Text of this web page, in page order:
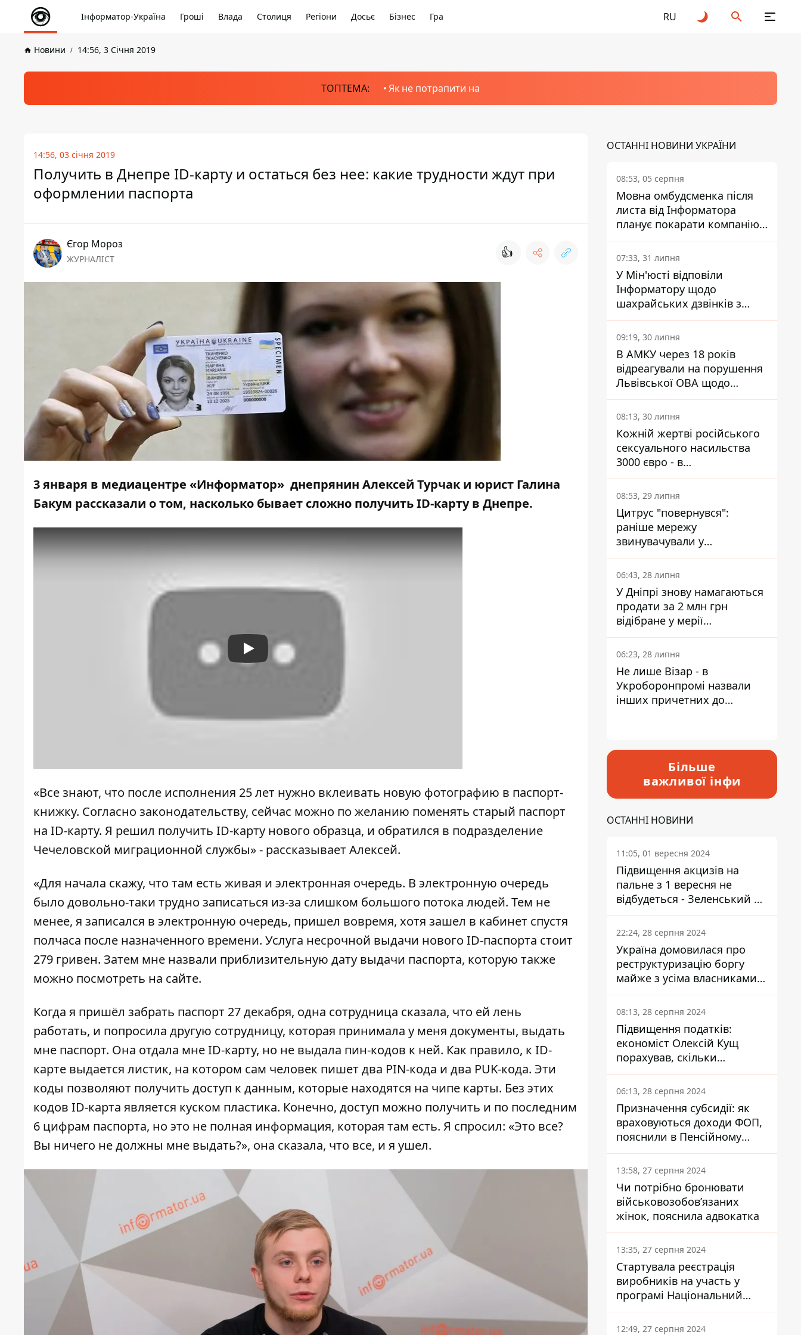
Інформатор-Україна Гроші Влада Столиця Регіони Досьє Бізнес Гра RU
Новини 14:56, 3 Січня 2019
ТОПТЕМА: Як не потрапити на
14:56, 03 січня 2019
Получить в Днепре ID-карту и остаться без нее: какие трудности ждут при
оформлении паспорта
Єгор Мороз
ЖУРНАЛІСТ 👍
3 января в медиацентре «Информатор» днепрянин Алексей Турчак и юрист Галина
Бакум рассказали о том, насколько бывает сложно получитьID-карту в Днепре.
Play
«Все знают, что после исполнения 25 лет нужно вклеивать новую фотографию в паспорт-
книжку. Согласно законодательству, сейчас можно по желанию поменять старый паспорт
на ID-карту. Я решил получить ID-карту нового образца, и обратился в подразделение
Чечеловской миграционной службы» - рассказывает Алексей.
«Для начала скажу, что там есть живая и электронная очередь. В электронную очередь
было довольно-таки трудно записаться из-за слишком большого потока людей. Тем не
менее, я записался в электронную очередь, пришел вовремя, хотя зашел в кабинет спустя
полчаса после назначенного времени. Услуга несрочной выдачи нового ID-паспорта стоит
279 гривен. Затем мне назвали приблизительную дату выдачи паспорта, которую также
можно посмотреть на сайте.
Когда я пришёл забрать паспорт 27 декабря, одна сотрудница сказала, что ей лень
работать, и попросила другую сотрудницу, которая принимала у меня документы, выдать
мне паспорт. Она отдала мне ID-карту, но не выдала пин-кодов к ней. Как правило, к ID-
карте выдается листик, на котором сам человек пишет два PIN-кода и два PUK-кода. Эти
коды позволяют получить доступ к данным, которые находятся на чипе карты. Без этих
кодов ID-карта является куском пластика. Конечно, доступ можно получить и по последним
6 цифрам паспорта, но это не полная информация, которая там есть. Я спросил: «Это все?
Вы ничего не должны мне выдать?», она сказала, что все, и я ушел.
ОСТАННІ НОВИНИ УКРАЇНИ
08:53, 05 серпня
Мовна омбудсменка після
листа від Інформатора
планує покарати компанію-
підрядника ПриватБанку
07:33, 31 липня
У Мін'юсті відповіли
Інформатору щодо
шахрайських дзвінків з
камери Сумського СІЗО так,
що ніхто нічого не зрозумів
09:19, 30 липня
В АМКУ через 18 років
відреагували на порушення
Львівської ОВА щодо
харчування у закладах
освіти
08:13, 30 липня
Кожній жертві російського
сексуального насильства
3000 євро - в
Мінсоцполітики пояснили
Інформатору, звідки на це
гроші
08:53, 29 липня
Цитрус "повернувся":
раніше мережу
звинувачували у
контрабанді техніки та
ухиленні від сплати
податків
06:43, 28 липня
У Дніпрі знову намагаються
продати за 2 млн грн
відібране у мерії
приміщення Укрпошти
06:23, 28 липня
Не лише Візар - в
Укроборонпромі назвали
інших причетних до
Більше
важливої інфи
ОСТАННІ НОВИНИ
11:05, 01 вересня 2024
Підвищення акцизів на
пальне з 1 вересня не
відбудеться - Зеленський не
підписав закон
22:24, 28 серпня 2024
Україна домовилася про
реструктуризацію боргу
майже з усіма власниками
єврооблігацій: що це
означає для країни
08:13, 28 серпня 2024
Підвищення податків:
економіст Олексій Кущ
порахував, скільки
заплатить кожен українець
06:13, 28 серпня 2024
Призначення субсидії: як
враховуються доходи ФОП,
пояснили в Пенсійному
фонді
13:58, 27 серпня 2024
Чи потрібно бронювати
військовозобов’язаних
жінок, пояснила адвокатка
13:35, 27 серпня 2024
Стартувала реєстрація
виробників на участь у
програмі Національний
кешбек: як це зробити
через портал Дія
12:49, 27 серпня 2024